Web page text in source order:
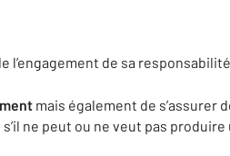
l’engagement de sa
mais également de s’assurer
ne peut ou ne veut pas produire